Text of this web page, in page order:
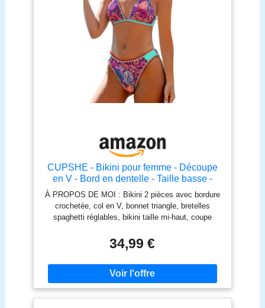
CUPSHE - Bikini pour femme - Découpe
en V - Bord en dentelle - Taille basse -
Maillot de bain 2 pièces - Contraste
passepoil - Motif paisley imprimé - Maillot
de bain, aqua, L
À PROPOS DE MOI : Bikini 2 pièces avec bordure
crochetée, col en V, bonnet triangle, bretelles
spaghetti réglables, bikini taille mi-haut, coupe
ensemble de bikini se compose d'un haut de bikini
classique avec des coussinets amovibles et
souples qui assurent un confort supplémentaire et
une belle forme, ainsi qu'un bas de bikini assorti
Faites une déclaration de style avec ce bikini deux
pièces à bordure crochetée. Le haut dispose d'un
34,99 €